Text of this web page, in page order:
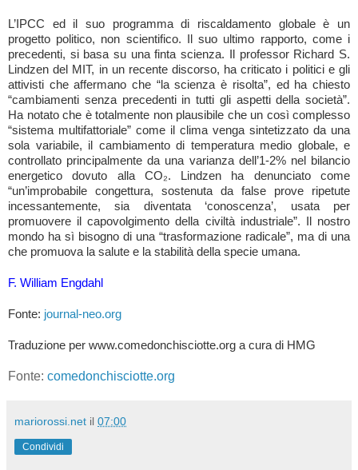
L’IPCC ed il suo programma di riscaldamento globale è un
progetto politico, non scientifico. Il suo ultimo rapporto, come i
precedenti, si basa su una finta scienza. Il professor Richard S.
Lindzen del MIT, in un recente discorso, ha criticato i politici e gli
attivisti che affermano che “la scienza è risolta”, ed ha chiesto
“cambiamenti senza precedenti in tutti gli aspetti della società”.
Ha notato che è totalmente non plausibile che un così complesso
“sistema multifattoriale” come il clima venga sintetizzato da una
sola variabile, il cambiamento di temperatura medio globale, e
controllato principalmente da una varianza dell’1-2% nel bilancio
energetico dovuto alla CO₂. Lindzen ha denunciato come
“un’improbabile congettura, sostenuta da false prove ripetute
incessantemente, sia diventata ‘conoscenza’, usata per
promuovere il capovolgimento della civiltà industriale”. Il nostro
mondo ha sì bisogno di una “trasformazione radicale”, ma di una
che promuova la salute e la stabilità della specie umana.
F. William Engdahl
Fonte: journal-neo.org
Traduzione per www.comedonchisciotte.org a cura di HMG
Fonte: comedonchisciotte.org
mariorossi.net il 07:00
Condividi